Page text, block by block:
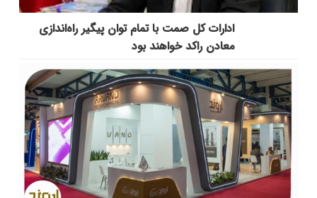
ادارات کل صمت با تمام توان پیگیر راه‌اندازی
معادن راکد خواهند بود